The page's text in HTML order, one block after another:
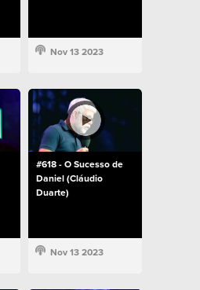
Nov 13 2023
#618 - O Sucesso de
Daniel (Cláudio
Duarte)
Nov 13 2023